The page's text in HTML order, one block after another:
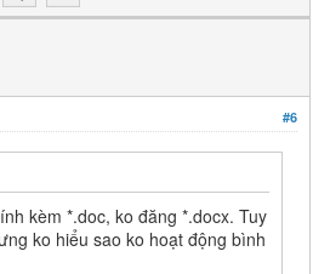
#6
kèm *.doc, ko đăng *.docx. Tuy
ko hiểu sao ko hoạt động bình